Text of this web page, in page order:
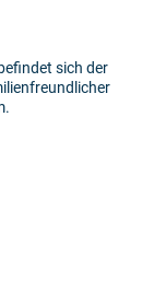
sich der